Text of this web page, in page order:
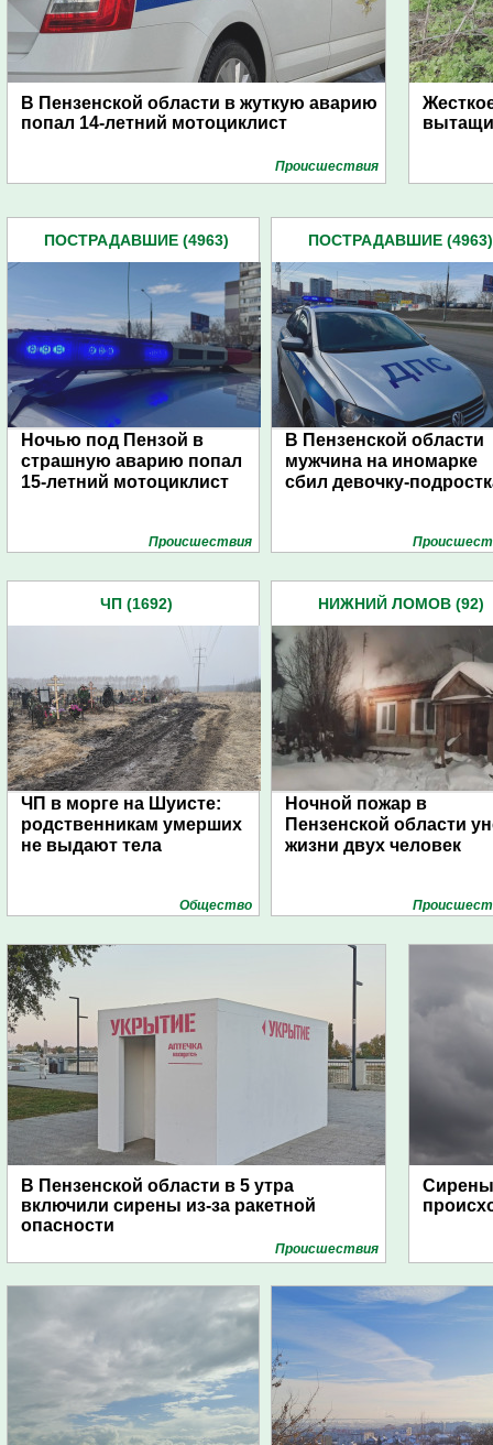
В Пензенской области в жуткую аварию
попал 14-летний мотоциклист
Проиcшествия
ПОСТРАДАВШИЕ (4963)
Ночью под Пензой в
страшную аварию попал
15-летний мотоциклист
Проиcшествия
ПОСТРАДАВШИЕ (4963)
В Пензенской области
мужчина на иномарке
сбил девочку-
ЧП (1692)
ЧП в морге на Шуисте:
родственникам умерших
не выдают тела
Общество
НИЖНИЙ ЛОМОВ (92)
Ночной пожар в
Пензенской области
жизни двух человек
В Пензенской области в 5 утра
включили сирены из-за ракетной
опасности
Проиcшествия
Сирены